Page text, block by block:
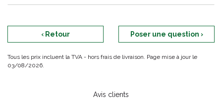
‹ Retour Poser une question ›
Tous les prix incluent la TVA - hors frais de livraison. Page mise à jour le
03/08/2026.
Avis clients